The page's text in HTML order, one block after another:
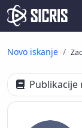
Novo iskanje
Publikacije